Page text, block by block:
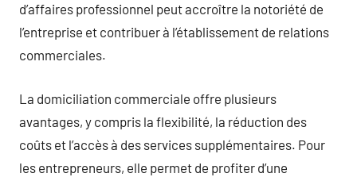
d’affaires professionnel peut accroître la notoriété de
l’entreprise et contribuer à l’établissement de relations
commerciales.
La domiciliation commerciale offre plusieurs
avantages, y compris la flexibilité, la réduction des
coûts et l’accès à des services supplémentaires. Pour
les entrepreneurs, elle permet de profiter d’une